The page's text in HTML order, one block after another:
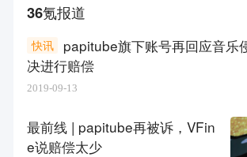
36氪报道
papitube旗下账号再回应音乐
决进行赔偿
快讯
2019-09-13
最前线 | papitube再被诉，VFin
e说赔偿太少